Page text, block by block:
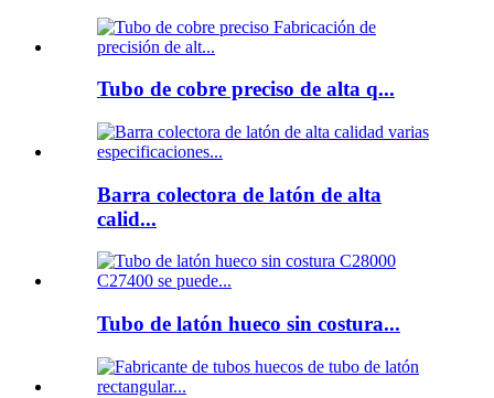
Tubo de cobre preciso de alta q...
Barra colectora de latón de alta
calid...
Tubo de latón hueco sin costura...